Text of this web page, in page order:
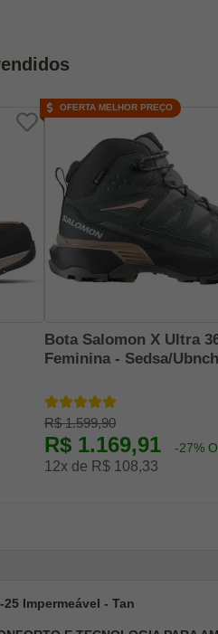
Bota Salomon X Ultra
Feminina - Sedsa/
R$ 1.599,90
R$ 1.169,91 -27%
12x de R$ 108,33
OFERTA MELHOR PREÇO
Impermeável - Tan